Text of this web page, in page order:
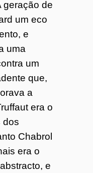
geração de
um eco
e
uma
um
que,
a
era o
dos
Chabrol
era o
e